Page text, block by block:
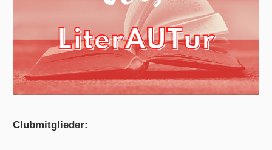
Clubmitglieder: